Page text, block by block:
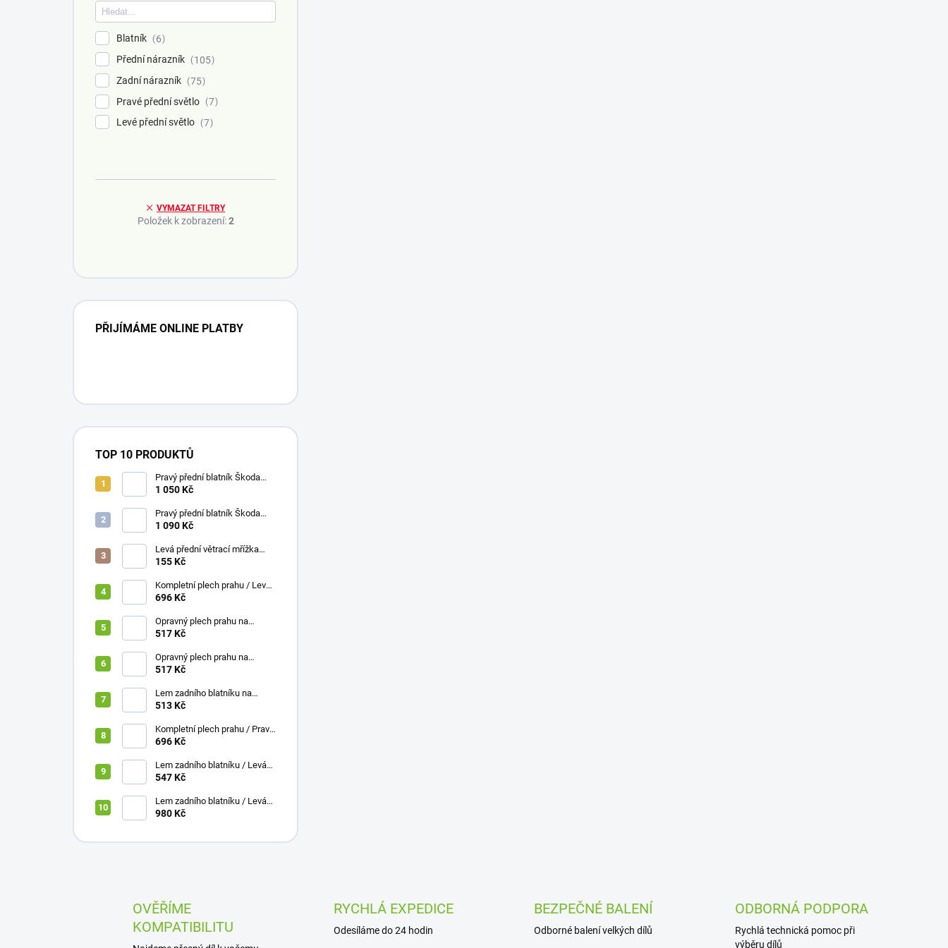
Blatník
6
Přední nárazník
105
Zadní nárazník
75
Pravé přední světlo
7
Levé přední světlo
7
VYMAZAT FILTRY
Položek k zobrazení:2
PŘIJÍMÁME ONLINE PLATBY
TOP 10 PRODUKTŮ
Pravý přední blatník Škoda
Fabia 1 / 00-07
1 050 Kč
Pravý přední blatník Škoda
Octavia 1 / 98-10
1 090 Kč
Levá přední větrací mřížka
nárazníku Škoda Octavia I /
155 Kč
Kompletní plech prahu / Levá
ŠKODA Felicia 94-01
696 Kč
Opravný plech prahu na
Nissan X-TRAIL 2001-2007 /
517 Kč
Opravný plech prahu na
Nissan X-TRAIL 2001-2007 /
517 Kč
Lem zadního blatníku na
Nissan X-TRAIL 2001-2007 /
513 Kč
Kompletní plech prahu / Pravá
ŠKODA Felicia 94-01
696 Kč
Lem zadního blatníku / Levá
ŠKODA Felicia 94-01
547 Kč
Lem zadního blatníku / Levá
ŠKODA Yeti 2009+
980 Kč
OVĚŘÍME
KOMPATIBILITU
RYCHLÁ EXPEDICE
Odesíláme do 24 hodin
BEZPEČNÉ BALENÍ
Odborné balení velkých dílů
ODBORNÁ PODPORA
Rychlá technická pomoc při
výběru dílů